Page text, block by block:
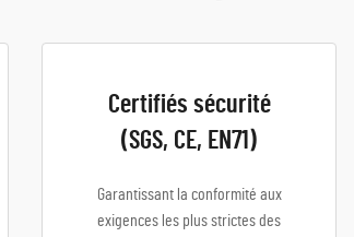
Certifiés sécurité
(SGS, CE, EN71)
Garantissant la conformité aux
exigences les plus strictes des